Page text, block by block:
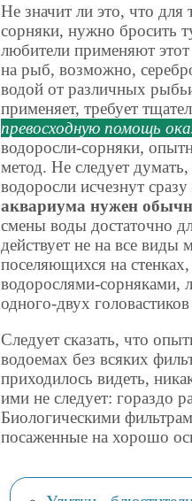
Не значит ли это, что
сорняки, нужно бросить
любители применяют
на рыб, возможно,
водой от различных
применяет, требует
превосходную помощь
водоросли-сорняки,
метод. Не следует
водоросли исчезнут
аквариума нужен
смены воды достаточно
действует не на все виды
поселяющихся на
водорослями-сорняками,
одного-двух
Следует сказать, что
водоемах без всяких
приходилось видеть,
ими не следует: гораздо
Биологическими
посаженные на хорошо